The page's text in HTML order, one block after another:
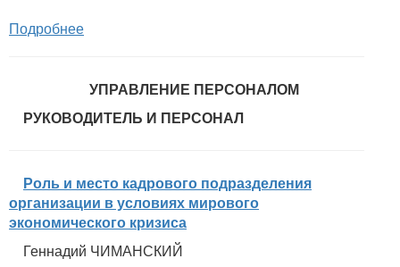
Подробнее
УПРАВЛЕНИЕ ПЕРСОНАЛОМ
РУКОВОДИТЕЛЬ И ПЕРСОНАЛ
Роль и место кадрового подразделения
организации в условиях мирового
экономического кризиса
Геннадий ЧИМАНСКИЙ